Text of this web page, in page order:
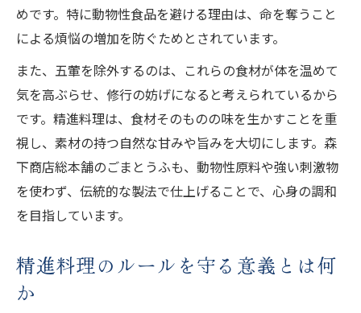
めです。特に動物性食品を避ける理由は、命を奪うこと
による煩悩の増加を防ぐためとされています。
また、五葷を除外するのは、これらの食材が体を温めて
気を高ぶらせ、修行の妨げになると考えられているから
です。精進料理は、食材そのものの味を生かすことを重
視し、素材の持つ自然な甘みや旨みを大切にします。森
下商店総本舗のごまとうふも、動物性原料や強い刺激物
を使わず、伝統的な製法で仕上げることで、心身の調和
を目指しています。
精進料理のルールを守る意義とは何
か